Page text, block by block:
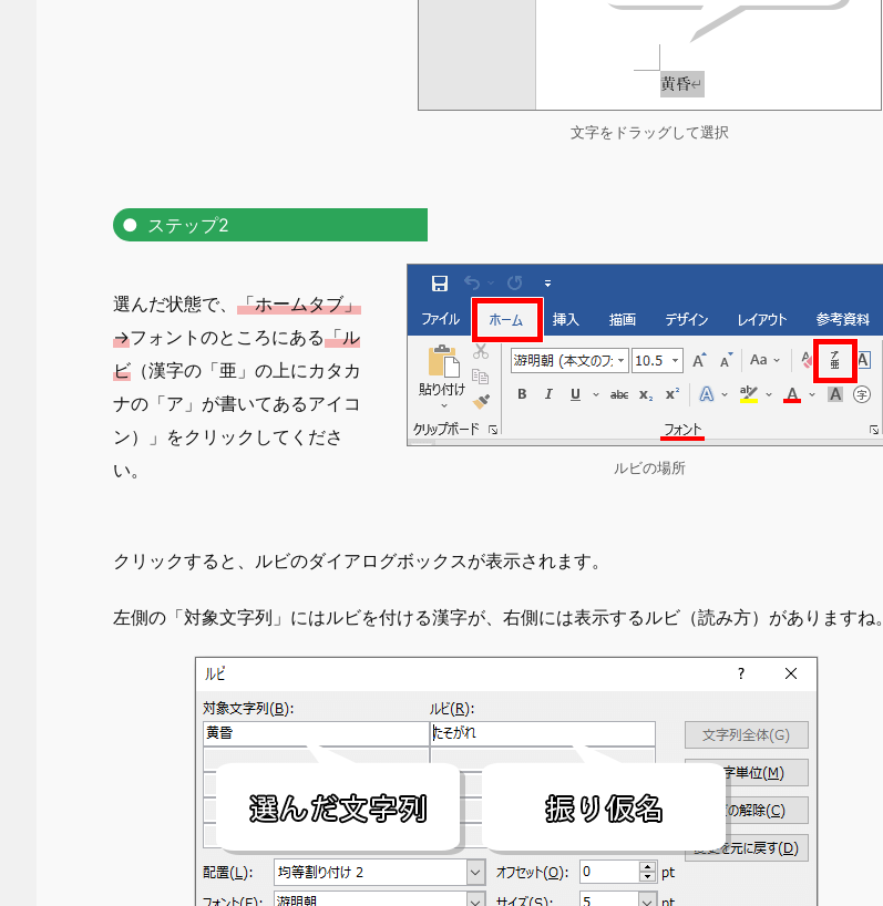
文字をドラッグして選択
ステップ2
選んだ状態で、 「ホームタブ」
→フォントのところにある「ル
ビ （漢字の「亜」の上にカタカ
ナの「ア」が書いてあるアイコ
ン）」をクリックしてくださ
い。
ルビの場所
クリックすると、ルビのダイアログボックスが表示されます。
左側の「対象文字列」にはルビを付ける漢字が、右側には表示するルビ（読み方）がありますね。